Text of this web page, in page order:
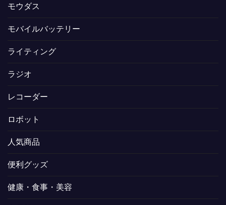
モウダス
モバイルバッテリー
ライティング
ラジオ
レコーダー
ロボット
人気商品
便利グッズ
健康・食事・美容